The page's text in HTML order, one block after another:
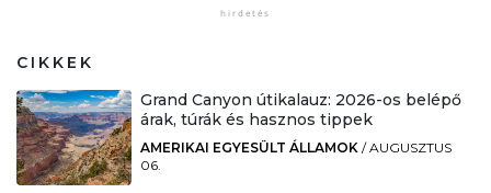
CIKKEK
Grand Canyon útikalauz: 2026-os belépő
árak, túrák és hasznos tippek
AMERIKAI EGYESÜLT ÁLLAMOK /AUGUSZTUS
06.